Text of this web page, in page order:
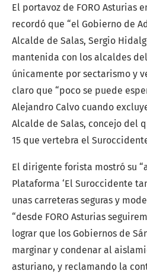
El portavoz de FORO Asturias
recordó que “el Gobierno de
Alcalde de Salas, Sergio
mantenida con los alcaldes
únicamente por sectarismo y
claro que “poco se puede
Alejandro Calvo cuando
Alcalde de Salas, concejo del
15 que vertebra el
El dirigente forista mostró su
Plataforma ‘El Suroccidente
unas carreteras seguras y
“desde FORO Asturias
lograr que los Gobiernos de
marginar y condenar al
asturiano, y reclamando la